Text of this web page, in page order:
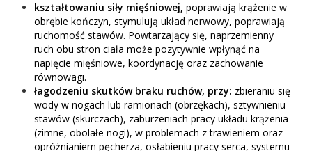
kształtowaniu siły mięśniowej, poprawiają krążenie w
obrębie kończyn, stymulują układ nerwowy, poprawiają
ruchomość stawów. Powtarzający się, naprzemienny
ruch obu stron ciała może pozytywnie wpłynąć na
napięcie mięśniowe, koordynację oraz zachowanie
równowagi.
łagodzeniu skutków braku ruchów, przy: zbieraniu się
wody w nogach lub ramionach (obrzękach), sztywnieniu
stawów (skurczach), zaburzeniach pracy układu krążenia
(zimne, obolałe nogi), w problemach z trawieniem oraz
opróżnianiem pęcherza, osłabieniu pracy serca, systemu